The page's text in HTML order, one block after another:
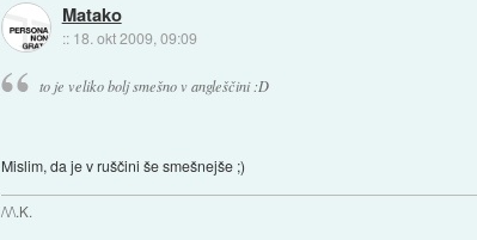
Matako
:: 18. okt 2009, 09:09
to je veliko bolj smešno v angleščini :D
Mislim, da je v ruščini še smešnejše ;)
/\/\.K.